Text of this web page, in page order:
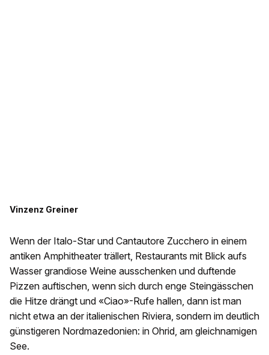
Vinzenz Greiner
Wenn der Italo-Star und Cantautore Zucchero in einem
antiken Amphitheater trällert, Restaurants mit Blick aufs
Wasser grandiose Weine ausschenken und duftende
Pizzen auftischen, wenn sich durch enge Steingässchen
die Hitze drängt und «Ciao»-Rufe hallen, dann ist man
nicht etwa an der italienischen Riviera, sondern im deutlich
günstigeren Nordmazedonien: in Ohrid, am gleichnamigen
See.